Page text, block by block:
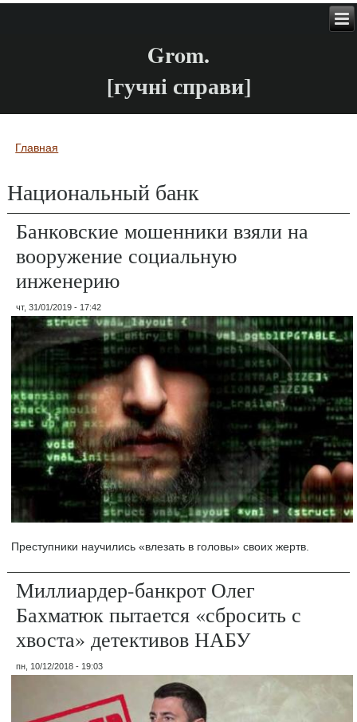
Grom.
[гучні справи]
Вы здесь
Главная
Национальный банк
Банковские мошенники взяли на
вооружение социальную
инженерию
чт, 31/01/2019 - 17:42
Преступники научились «влезать в головы» своих жертв.
Миллиардер-банкрот Олег
Бахматюк пытается «сбросить с
хвоста» детективов НАБУ
пн, 10/12/2018 - 19:03